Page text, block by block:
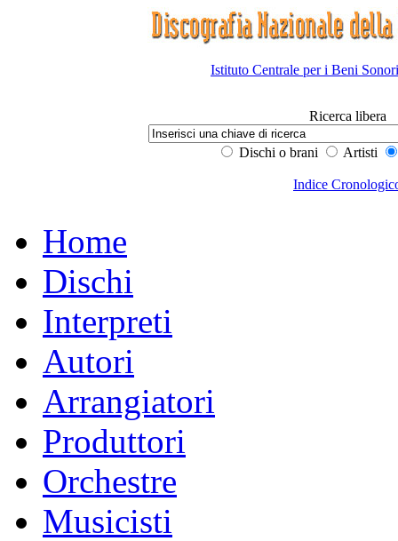
Istituto Centrale per i Beni
Ricerca libera
Dischi o brani Artisti
Indice
Home
Dischi
Interpreti
Autori
Arrangiatori
Produttori
Orchestre
Musicisti